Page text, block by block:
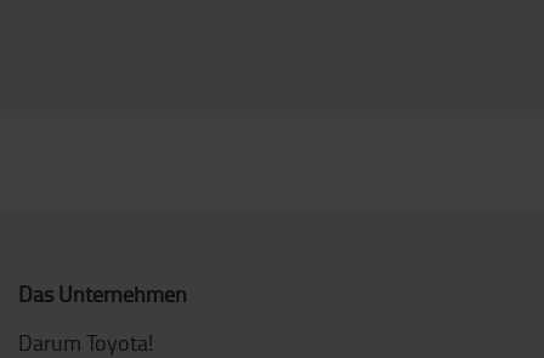
Das Unternehmen
Darum Toyota!